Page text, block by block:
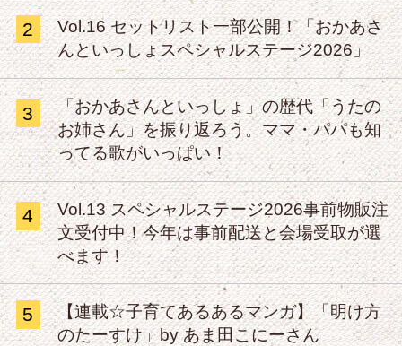
2
Vol.16 セットリスト一部公開！「おかあさ
んといっしょスペシャルステージ2026」
3
「おかあさんといっしょ」の歴代「うたの
お姉さん」を振り返ろう。ママ・パパも知
ってる歌がいっぱい！
4
Vol.13 スペシャルステージ2026事前物販注
文受付中！今年は事前配送と会場受取が選
べます！
5
【連載☆子育てあるあるマンガ】「明け方
のたーすけ」by あま田こにーさん